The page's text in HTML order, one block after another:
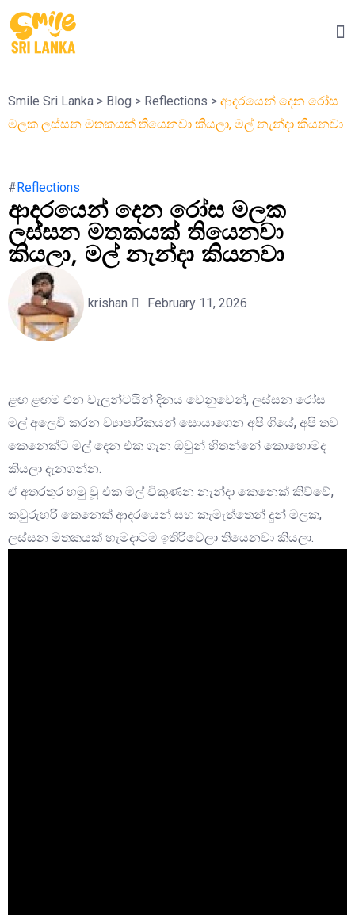
Smile Sri Lanka > Blog > Reflections > ආදරයෙන් දෙන රෝස
මලක ලස්සන මතකයක් තියෙනවා කියලා, මල් නැන්දා කියනවා
#Reflections
ආදරයෙන් දෙන රෝස මලක
ලස්සන මතකයක් තියෙනවා
කියලා, මල් නැන්දා කියනවා
krishan February 11, 2026
ළඟ ළඟම එන වැලන්ටයින් දිනය වෙනුවෙන්, ලස්සන රෝස
මල් අලෙවි කරන ව්‍යාපාරිකයන් සොයාගෙන අපි ගියේ, අපි තව
කෙනෙක්ට මල් දෙන එක ගැන ඔවුන් හිතන්නේ කොහොමද
කියලා දැනගන්න.
ඒ අතරතුර හමු වූ එක මල් විකුණන නැන්දා කෙනෙක් කිව්වේ,
කවුරුහරි කෙනෙක් ආදරයෙන් සහ කැමැත්තෙන් දුන් මලක,
ලස්සන මතකයක් හැමදාටම ඉතිරිවෙලා තියෙනවා කියලා.